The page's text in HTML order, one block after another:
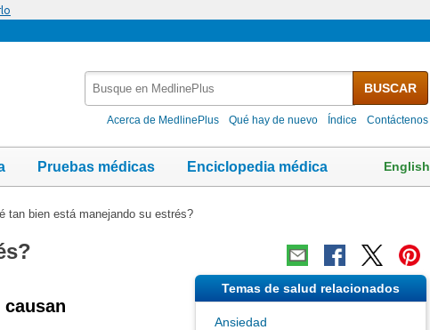
MedlinePlus
BUSCAR
Acerca de MedlinePlus Qué hay de nuevo Índice Contáctenos
Pruebas médicas Enciclopedia médica English
tan bien está manejando su estrés?
Temas de salud relacionados
Ansiedad